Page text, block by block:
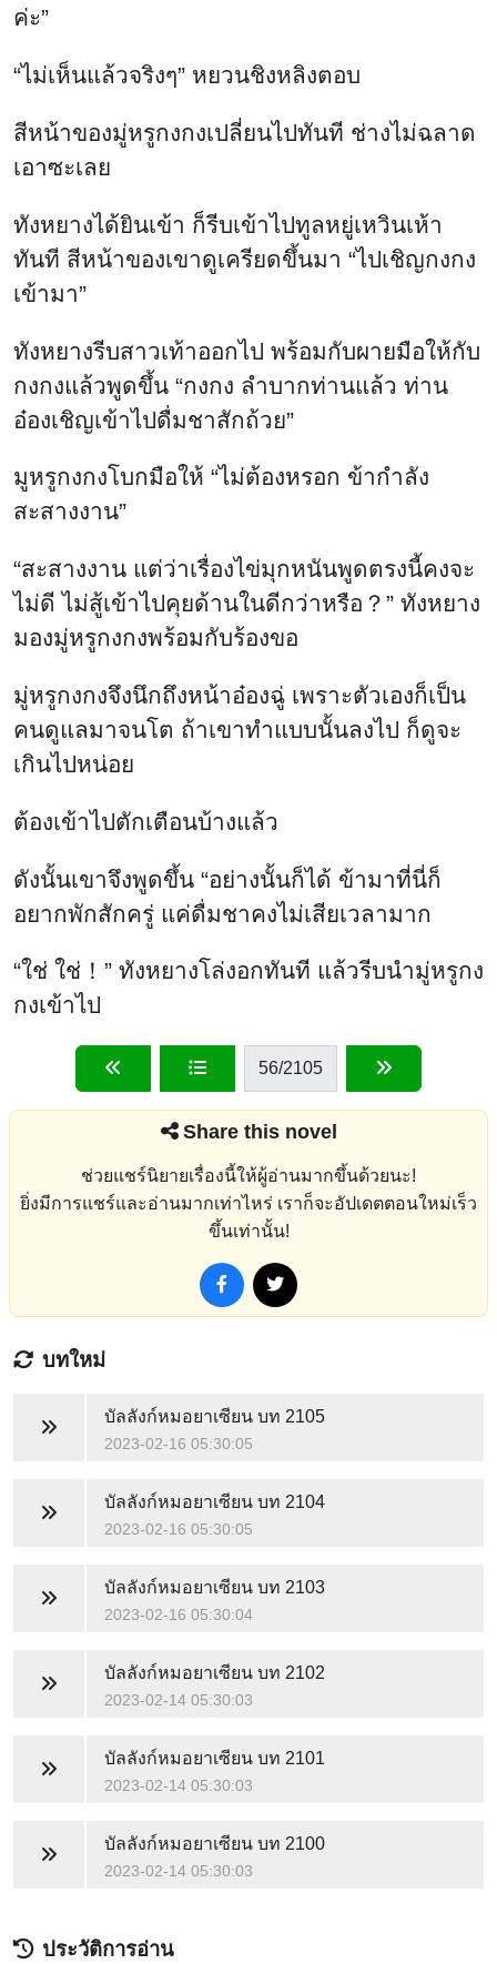
ค่ะ”
“ไม่เห็นแล้วจริงๆ” หยวนชิงหลิงตอบ
สีหน้าของมู่หรูกงกงเปลี่ยนไปทันที ช่างไม่ฉลาด
เอาซะเลย
ทังหยางได้ยินเข้า ก็รีบเข้าไปทูลหยู่เหวินเห้า
ทันที สีหน้าของเขาดูเครียดขึ้นมา “ไปเชิญกงกง
เข้ามา”
ทังหยางรีบสาวเท้าออกไป พร้อมกับผายมือให้กับ
กงกงแล้วพูดขึ้น “กงกง ลำบากท่านแล้ว ท่าน
อ๋องเชิญเข้าไปดื่มชาสักถ้วย”
มูหรูกงกงโบกมือให้ “ไม่ต้องหรอก ข้ากำลัง
สะสางงาน”
“สะสางงาน แต่ว่าเรื่องไข่มุกหนันพูดตรงนี้คงจะ
ไม่ดี ไม่สู้เข้าไปคุยด้านในดีกว่าหรือ？” ทังหยาง
มองมู่หรูกงกงพร้อมกับร้องขอ
มู่หรูกงกงจึงนึกถึงหน้าอ๋องฉู่ เพราะตัวเองก็เป็น
คนดูแลมาจนโต ถ้าเขาทำแบบนั้นลงไป ก็ดูจะ
เกินไปหน่อย
ต้องเข้าไปตักเตือนบ้างแล้ว
ดังนั้นเขาจึงพูดขึ้น “อย่างนั้นก็ได้ ข้ามาที่นี่ก็
อยากพักสักครู่ แค่ดื่มชาคงไม่เสียเวลามาก
“ใช่ ใช่！” ทังหยางโล่งอกทันที แล้วรีบนำมู่หรูกง
กงเข้าไป
56/2105
Share this novel
ช่วยแชร์นิยายเรื่องนี้ให้ผู้อ่านมากขึ้นด้วยนะ!
ยิ่งมีการแชร์และอ่านมากเท่าไหร่ เราก็จะอัปเดตตอนใหม่เร็ว
ขึ้นเท่านั้น!
บทใหม่
บัลลังก์หมอยาเซียนบท 2105
2023-02-16 05:30:05
บัลลังก์หมอยาเซียนบท 2104
2023-02-16 05:30:05
บัลลังก์หมอยาเซียนบท 2103
2023-02-16 05:30:04
บัลลังก์หมอยาเซียนบท 2102
2023-02-14 05:30:03
บัลลังก์หมอยาเซียนบท 2101
2023-02-14 05:30:03
บัลลังก์หมอยาเซียนบท 2100
2023-02-14 05:30:03
ประวัติการอ่าน